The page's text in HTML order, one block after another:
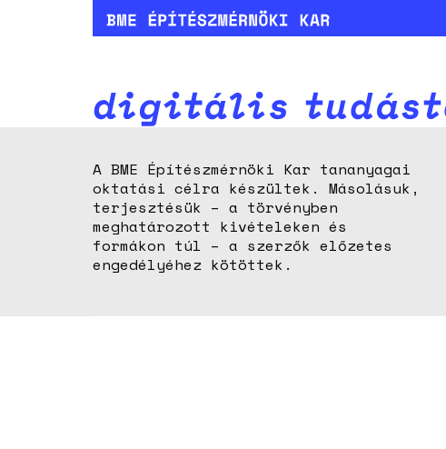
A BME Építészmérnöki Kar tananyagai
oktatási célra készültek. Másolásuk,
terjesztésük – a törvényben
meghatározott kivételeken és
formákon túl – a szerzők előzetes
engedélyéhez kötöttek.